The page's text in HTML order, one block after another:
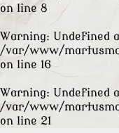
on line 8
Warning: Undefined
/var/www/
on line 16
Warning: Undefined
/var/www/
on line 21